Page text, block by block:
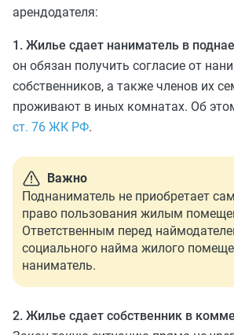
арендодателя:
1. Жилье сдает наниматель в
он обязан получить согласие от
собственников, а также членов их
проживают в иных комнатах. Об
ст. 76 ЖК РФ.
Важно
Поднаниматель не приобретает
право пользования жилым
Ответственным перед
социального найма жилого
наниматель.
2. Жилье сдает собственник в